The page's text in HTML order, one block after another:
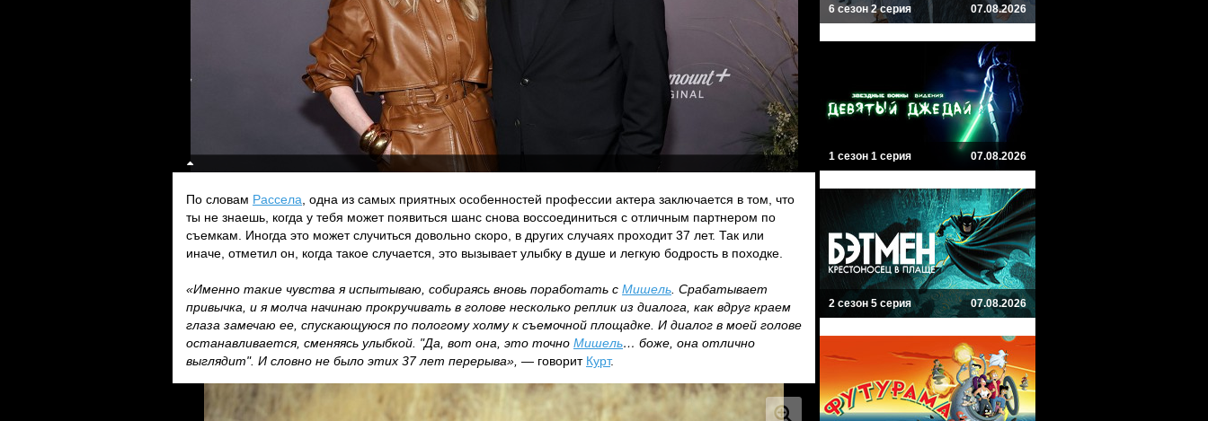
По словам Рассела , одна из самых приятных особенностей профессии актера заключается в том, что
ты не знаешь, когда у тебя может появиться шанс снова воссоединиться с отличным партнером по
съемкам. Иногда это может случиться довольно скоро, в других случаях проходит 37 лет. Так или
иначе, отметил он, когда такое случается, это вызывает улыбку в душе и легкую бодрость в походке.
«Именно такие чувства я испытываю, собираясь вновь поработать с Мишель . Срабатывает
привычка, и я молча начинаю прокручивать в голове несколько реплик из диалога, как вдруг краем
глаза замечаю ее, спускающуюся по пологому холму к съемочной площадке. И диалог в моей голове
останавливается, сменяясь улыбкой. "Да, вот она, это точно Мишель… боже, она отлично
выглядит". И словно не было этих 37 лет перерыва», — говорит Курт.
6 сезон 2 серия 07.08.2026
1 сезон 1 серия 07.08.2026
2 сезон 5 серия 07.08.2026